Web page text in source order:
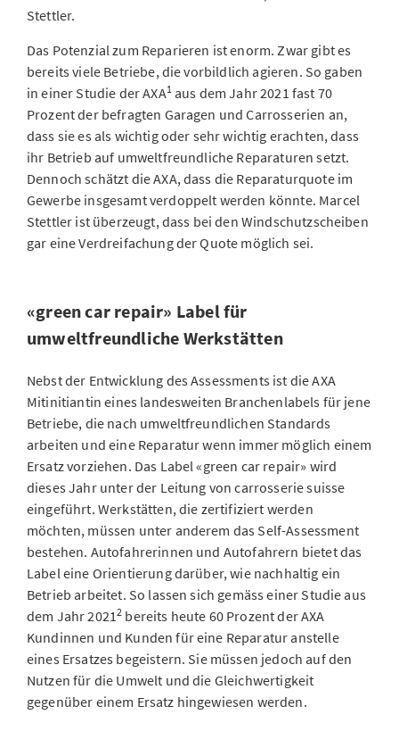
Stettler.
Das Potenzial zum Reparieren ist enorm. Zwar gibt es
bereits viele Betriebe, die vorbildlich agieren. So gaben
in einer Studie der AXA1aus dem Jahr 2021 fast 70
Prozent der befragten Garagen und Carrosserien an,
dass sie es als wichtig oder sehr wichtig erachten, dass
ihr Betrieb auf umweltfreundliche Reparaturen setzt.
Dennoch schätzt die AXA, dass die Reparaturquote im
Gewerbe insgesamt verdoppelt werden könnte. Marcel
Stettler ist überzeugt, dass bei den Windschutzscheiben
gar eine Verdreifachung der Quote möglich sei.
«green car repair» Label für
umweltfreundliche Werkstätten
Nebst der Entwicklung des Assessments ist die AXA
Mitinitiantin eines landesweiten Branchenlabels für jene
Betriebe, die nach umweltfreundlichen Standards
arbeiten und eine Reparatur wenn immer möglich einem
Ersatz vorziehen. Das Label «green car repair» wird
dieses Jahr unter der Leitung von carrosserie suisse
eingeführt. Werkstätten, die zertifiziert werden
möchten, müssen unter anderem das Self-Assessment
bestehen. Autofahrerinnen und Autofahrern bietet das
Label eine Orientierung darüber, wie nachhaltig ein
Betrieb arbeitet. So lassen sich gemäss einer Studie aus
dem Jahr 20212 bereits heute 60 Prozent der AXA
Kundinnen und Kunden für eine Reparatur anstelle
eines Ersatzes begeistern. Sie müssen jedoch auf den
Nutzen für die Umwelt und die Gleichwertigkeit
gegenüber einem Ersatz hingewiesen werden.